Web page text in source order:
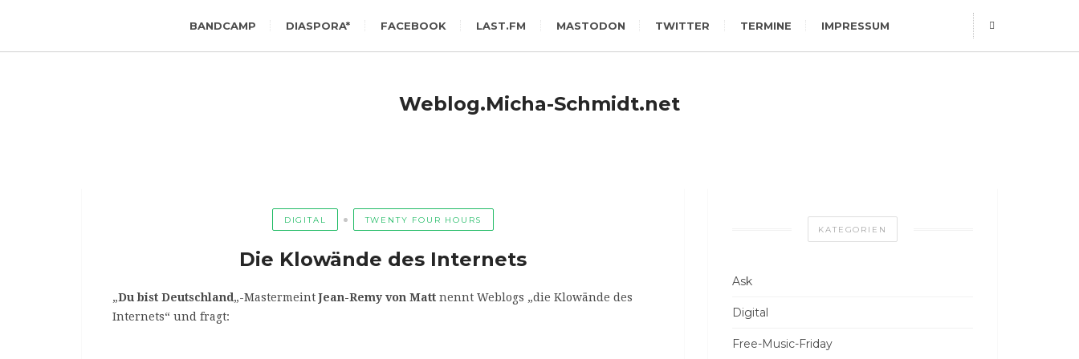
BANDCAMP DIASPORA* FACEBOOK LAST.FM MASTODON TWITTER TERMINE IMPRESSUM
Weblog.Micha-Schmidt.net
DIGITAL TWENTY FOUR HOURS
Die Klowände des Internets
„Du bist Deutschland„-MastermeintJean-Remy von Mattnennt Weblogs „die Klowände des
Internets“ und fragt:
KATEGORIEN
Ask
Digital
Free-Music-Friday